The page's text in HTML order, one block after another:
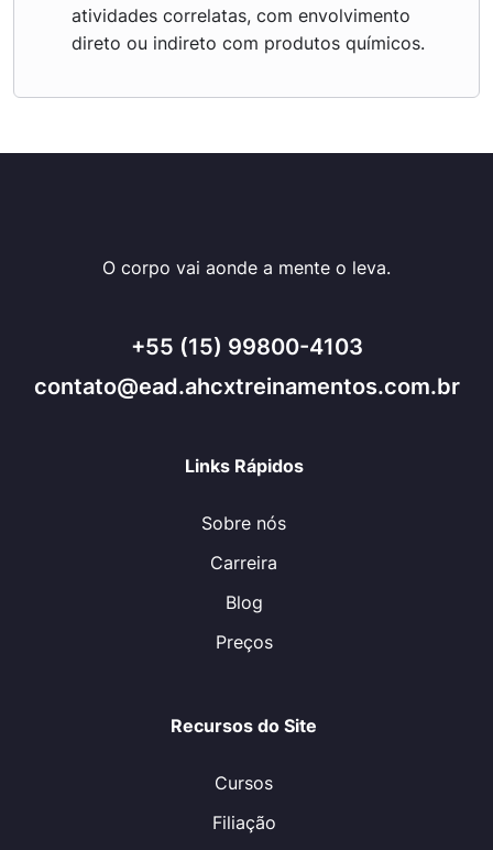
atividades correlatas, com envolvimento
direto ou indireto com produtos químicos.
O corpo vai aonde a mente o leva.
+55 (15) 99800-4103
contato@ead.ahcxtreinamentos.com.br
Links Rápidos
Sobre nós
Carreira
Blog
Preços
Recursos do Site
Cursos
Filiação